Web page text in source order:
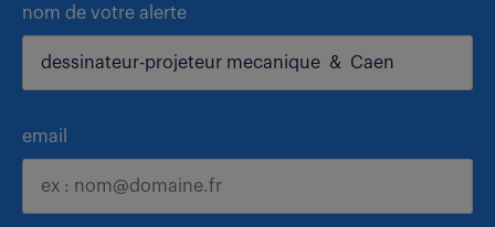
nom de votre alerte
email